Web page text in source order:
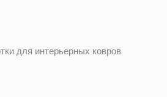
для интерьерных ковров